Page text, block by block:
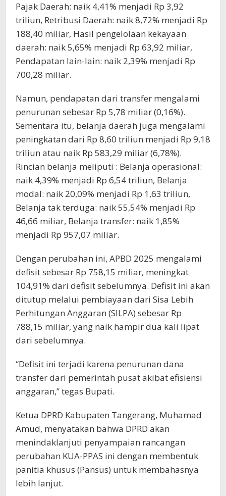
Pajak Daerah: naik 4,41% menjadi Rp 3,92
triliun, Retribusi Daerah: naik 8,72% menjadi Rp
188,40 miliar, Hasil pengelolaan kekayaan
daerah: naik 5,65% menjadi Rp 63,92 miliar,
Pendapatan lain-lain: naik 2,39% menjadi Rp
700,28 miliar.
Namun, pendapatan dari transfer mengalami
penurunan sebesar Rp 5,78 miliar (0,16%).
Sementara itu, belanja daerah juga mengalami
peningkatan dari Rp 8,60 triliun menjadi Rp 9,18
triliun atau naik Rp 583,29 miliar (6,78%).
Rincian belanja meliputi : Belanja operasional:
naik 4,39% menjadi Rp 6,54 triliun, Belanja
modal: naik 20,09% menjadi Rp 1,63 triliun,
Belanja tak terduga: naik 55,54% menjadi Rp
46,66 miliar, Belanja transfer: naik 1,85%
menjadi Rp 957,07 miliar.
Dengan perubahan ini, APBD 2025 mengalami
defisit sebesar Rp 758,15 miliar, meningkat
104,91% dari defisit sebelumnya. Defisit ini akan
ditutup melalui pembiayaan dari Sisa Lebih
Perhitungan Anggaran (SILPA) sebesar Rp
788,15 miliar, yang naik hampir dua kali lipat
dari sebelumnya.
“Defisit ini terjadi karena penurunan dana
transfer dari pemerintah pusat akibat efisiensi
anggaran,” tegas Bupati.
Ketua DPRD Kabupaten Tangerang, Muhamad
Amud, menyatakan bahwa DPRD akan
menindaklanjuti penyampaian rancangan
perubahan KUA-PPAS ini dengan membentuk
panitia khusus (Pansus) untuk membahasnya
lebih lanjut.